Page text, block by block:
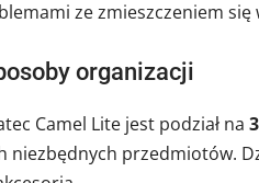
ze zmieszczeniem się
organizacji
Camel Lite jest podział na
niezbędnych przedmiotów.